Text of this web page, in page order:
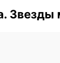
Звезды